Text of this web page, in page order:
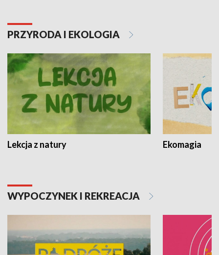
PRZYRODA I EKOLOGIA
Lekcja z natury Ekomagia
WYPOCZYNEK I REKREACJA